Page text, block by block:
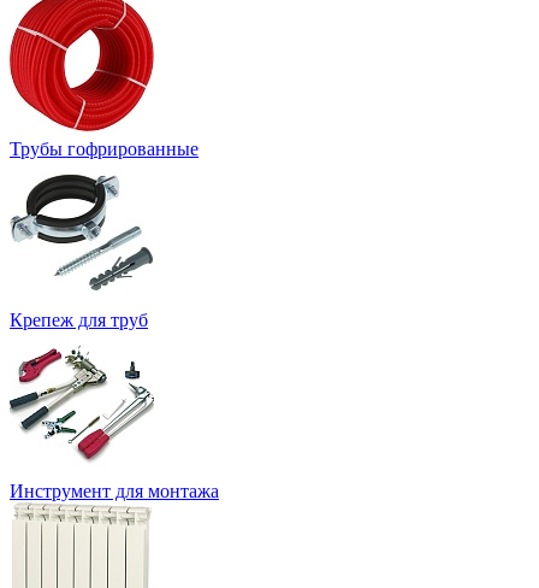
Трубы гофрированные
Крепеж для труб
Инструмент для монтажа